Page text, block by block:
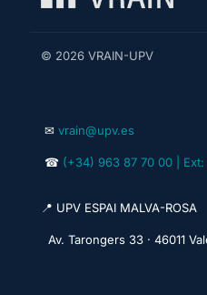
© 2026 VRAIN-UPV
✉ vrain@upv.es
☎ (+34) 963 87 70 00 |
📍 UPV ESPAI MALVA-ROSA
Av. Tarongers 33 · 46011